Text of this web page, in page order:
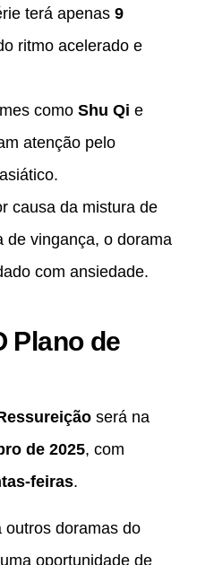
terá apenas 9
ritmo acelerado e
como Shu Qi e
atenção pelo
causa da mistura de
de vingança, o dorama
com ansiedade.
Plano de
será na
de 2025, com
feiras.
outros doramas do
oportunidade de